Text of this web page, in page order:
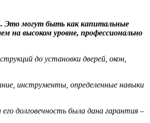
Это могут быть как капитальные
высоком уровне, профессионально
до установки дверей, окон,
инструменты, определенные навыки
долговечность была дана гарантия –